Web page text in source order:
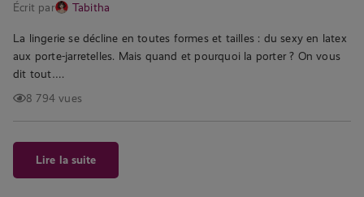
Écrit par Tabitha
La lingerie se décline en toutes formes et tailles : du sexy en latex
aux porte-jarretelles. Mais quand et pourquoi la porter ? On vous
dit tout….
8 794 vues
Lire la suite